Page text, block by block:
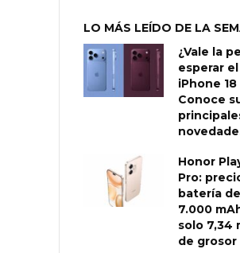
LO MÁS LEÍDO DE LA
¿Vale la
esperar el
iPhone 18
Conoce
Honor
Pro:
batería de
7.000
solo 7,34
de grosor